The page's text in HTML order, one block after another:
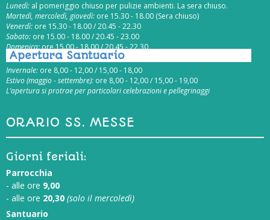
Lunedì: al pomeriggio chiuso per pulizie ambienti. La sera chiuso.
Martedì, mercoledì, giovedì: ore 15.30 - 18.00 (Sera chiuso)
Venerdì: ore 15.30 - 18.00 / 20.45 - 22.30
Sabato: ore 15.00 - 18.00 / 20.45 - 23.00
Domenica:ore 15.00 - 18.00 / 20.45 - 22.30
Apertura Santuario
Invernale: ore 8,00 - 12,00 / 15,00 - 18,00
Estivo (maggio - settembre): ore 8,00 - 12,00 / 15,00 - 19,00
L’apertura si protrae per particolari celebrazioni e pellegrinaggi
ORARIO SS. MESSE
Giorni feriali:
Parrocchia
- alle ore 9,00
- alle ore 20,30 (solo il mercoledì)
Santuario